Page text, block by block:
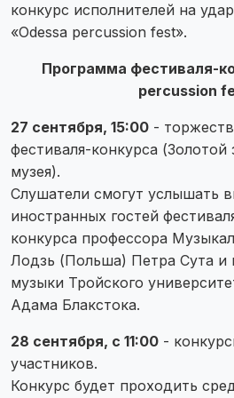
конкурс исполнителей на
«Odessa percussion fest».
Программа фестиваля-
percussion
27 сентября, 15:00 -
фестиваля-конкурса (Золотой
музея).
Слушатели смогут услышать
иностранных гостей
конкурса профессора
Лодзь (Польша) Петра Сута
музыки Тройского
Адама Блакстока.
28 сентября, с 11:00 -
участников.
Конкурс будет проходить